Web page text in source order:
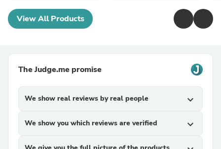
View All Products
The Judge.me promise
We show real reviews by real people expand_more
We show you which reviews are verified expand_more